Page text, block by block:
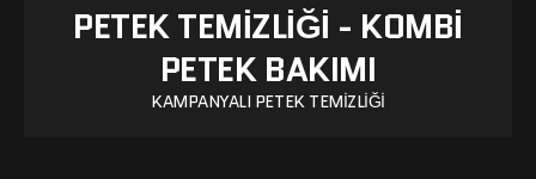
PETEK TEMIZLIĞI - KOMBI
PETEK BAKIMI
KAMPANYALI PETEK TEMIZLIĞI